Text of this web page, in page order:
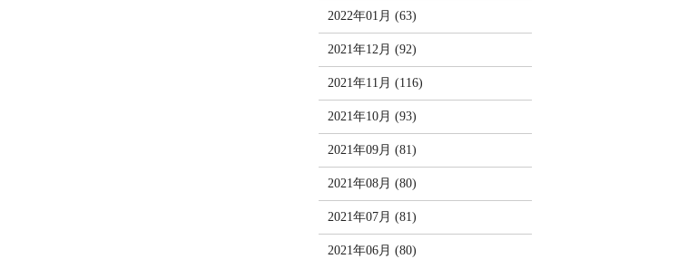
2022年01月 (63)
2021年12月 (92)
2021年11月 (116)
2021年10月 (93)
2021年09月 (81)
2021年08月 (80)
2021年07月 (81)
2021年06月 (80)